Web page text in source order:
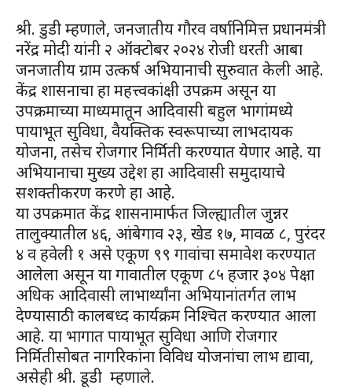
श्री. डुडी म्हणाले, जनजातीय गौरव वर्षानिमित्त प्रधानमंत्री
नरेंद्र मोदी यांनी २ ऑक्टोबर २०२४ रोजी धरती आबा
जनजातीय ग्राम उत्कर्ष अभियानाची सुरुवात केली आहे.
केंद्र शासनाचा हा महत्त्वकांक्षी उपक्रम असून या
उपक्रमाच्या माध्यमातून आदिवासी बहुल भागांमध्ये
पायाभूत सुविधा, वैयक्तिक स्वरूपाच्या लाभदायक
योजना, तसेच रोजगार निर्मिती करण्यात येणार आहे. या
अभियानाचा मुख्य उद्देश हा आदिवासी समुदायाचे
सशक्तीकरण करणे हा आहे.
या उपक्रमात केंद्र शासनामार्फत जिल्ह्यातील जुन्नर
तालुक्यातील ४६, आंबेगाव २३, खेड १७, मावळ ८, पुरंदर
४ व हवेली १ असे एकूण ९९ गावांचा समावेश करण्यात
आलेला असून या गावातील एकूण ८५ हजार ३०४ पेक्षा
अधिक आदिवासी लाभार्थ्यांना अभियानांतर्गत लाभ
देण्यासाठी कालबध्द कार्यक्रम निश्चित करण्यात आला
आहे. या भागात पायाभूत सुविधा आणि रोजगार
निर्मितीसोबत नागरिकांना विविध योजनांचा लाभ द्यावा,
असेही श्री. डूडी म्हणाले.